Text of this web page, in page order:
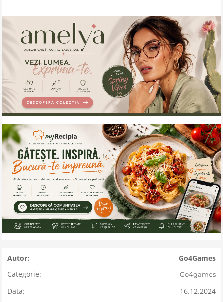
Autor:
Go4Games
Categorie:
Go4games
Data:
16.12.2024